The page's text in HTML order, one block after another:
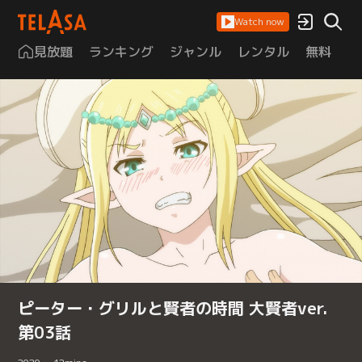
Watch now
見放題 ランキング ジャンル レンタル 無料
ピーター・グリルと賢者の時間 大賢者ver.
第03話